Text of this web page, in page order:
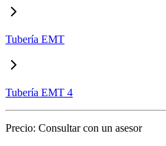
Tubería EMT
Tubería EMT 4
Precio: Consultar con un asesor